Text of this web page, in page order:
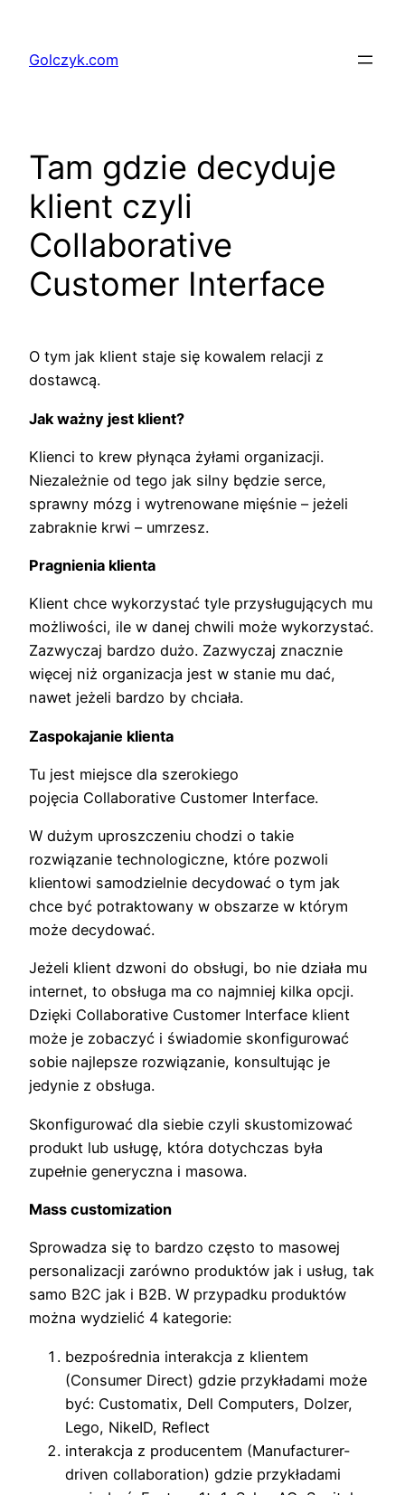
treściGolczyk.com
Tam gdzie decyduje
klient czyli
Collaborative
Customer Interface
O tym jak klient staje się kowalem relacji z
dostawcą.
Jak ważny jest klient?
Klienci to krew płynąca żyłami organizacji.
Niezależnie od tego jak silny będzie serce,
sprawny mózg i wytrenowane mięśnie – jeżeli
zabraknie krwi – umrzesz.
Pragnienia klienta
Klient chce wykorzystać tyle przysługujących mu
możliwości, ile w danej chwili może wykorzystać.
Zazwyczaj bardzo dużo. Zazwyczaj znacznie
więcej niż organizacja jest w stanie mu dać,
nawet jeżeli bardzo by chciała.
Zaspokajanie klienta
Tu jest miejsce dla szerokiego
pojęcia Collaborative Customer Interface.
W dużym uproszczeniu chodzi o takie
rozwiązanie technologiczne, które pozwoli
klientowi samodzielnie decydować o tym jak
chce być potraktowany w obszarze w którym
może decydować.
Jeżeli klient dzwoni do obsługi, bo nie działa mu
internet, to obsługa ma co najmniej kilka opcji.
Dzięki Collaborative Customer Interface klient
może je zobaczyć i świadomie skonfigurować
sobie najlepsze rozwiązanie, konsultując je
jedynie z obsługa.
Skonfigurować dla siebie czyli skustomizować
produkt lub usługę, która dotychczas była
zupełnie generyczna i masowa.
Mass customization
Sprowadza się to bardzo często to masowej
personalizacji zarówno produktów jak i usług, tak
samo B2C jak i B2B. W przypadku produktów
można wydzielić 4 kategorie:
bezpośrednia interakcja z klientem
(Consumer Direct) gdzie przykładami może
być: Customatix, Dell Computers, Dolzer,
Lego, NikeID, Reflect
interakcja z producentem (Manufacturer-
driven collaboration) gdzie przykładami